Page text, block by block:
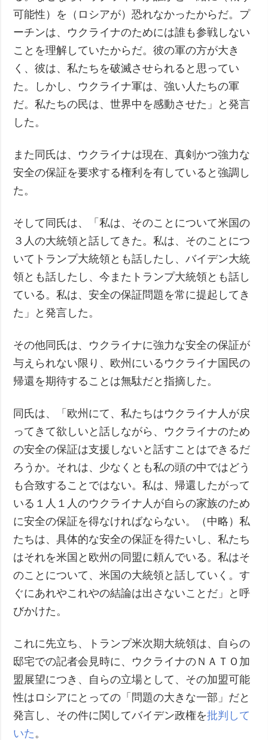
可能性）を（ロシアが）恐れなかったからだ。プ
ーチンは、ウクライナのためには誰も参戦しない
ことを理解していたからだ。彼の軍の方が大き
く、彼は、私たちを破滅させられると思ってい
た。しかし、ウクライナ軍は、強い人たちの軍
だ。私たちの民は、世界中を感動させた」と発言
した。
また同氏は、ウクライナは現在、真剣かつ強力な
安全の保証を要求する権利を有していると強調し
た。
そして同氏は、「私は、そのことについて米国の
３人の大統領と話してきた。私は、そのことにつ
いてトランプ大統領とも話したし、バイデン大統
領とも話したし、今またトランプ大統領とも話し
ている。私は、安全の保証問題を常に提起してき
た」と発言した。
その他同氏は、ウクライナに強力な安全の保証が
与えられない限り、欧州にいるウクライナ国民の
帰還を期待することは無駄だと指摘した。
同氏は、「欧州にて、私たちはウクライナ人が戻
ってきて欲しいと話しながら、ウクライナのため
の安全の保証は支援しないと話すことはできるだ
ろうか。それは、少なくとも私の頭の中ではどう
も合致することではない。私は、帰還したがって
いる１人１人のウクライナ人が自らの家族のため
に安全の保証を得なければならない。（中略）私
たちは、具体的な安全の保証を得たいし、私たち
はそれを米国と欧州の同盟に頼んでいる。私はそ
のことについて、米国の大統領と話していく。す
ぐにあれやこれやの結論は出さないことだ」と呼
びかけた。
これに先立ち、トランプ米次期大統領は、自らの
邸宅での記者会見時に、ウクライナのＮＡＴＯ加
盟展望につき、自らの立場として、その加盟可能
性はロシアにとっての「問題の大きな一部」だと
発言し、その件に関してバイデン政権を批判して
いた 。